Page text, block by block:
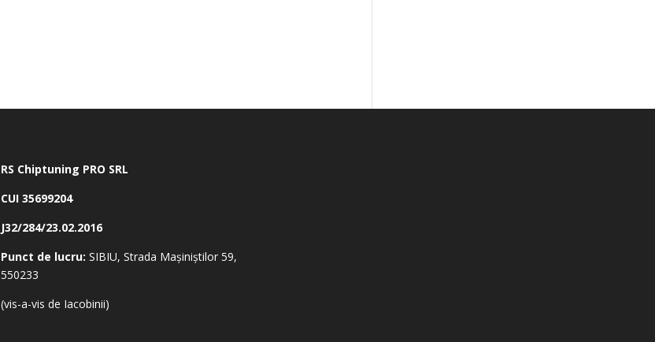
RS Chiptuning PRO SRL
CUI 35699204
J32/284/23.02.2016
Punct de lucru: SIBIU, Strada Mașiniștilor 59,
550233
(vis-a-vis de Iacobinii)